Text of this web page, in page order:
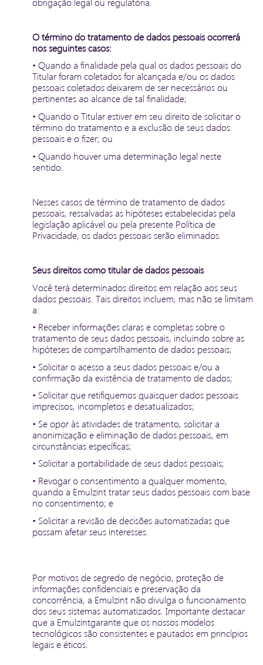
O término do tratamento de dados pessoais ocorrerá
nos seguintes casos:
• Quando a finalidade pela qual os dados pessoais do
Titular foram coletados for alcançada e/ou os dados
pessoais coletados deixarem de ser necessários ou
pertinentes ao alcance de tal finalidade;
• Quando o Titular estiver em seu direito de solicitar o
término do tratamento e a exclusão de seus dados
pessoais e o fizer; ou
• Quando houver uma determinação legal neste
sentido.
Nesses casos de término de tratamento de dados
pessoais, ressalvadas as hipóteses estabelecidas pela
legislação aplicável ou pela presente Política de
Privacidade, os dados pessoais serão eliminados.
Seus direitos como titular de dados pessoais
Você terá determinados direitos em relação aos seus
dados pessoais. Tais direitos incluem, mas não se limitam
a:
• Receber informações claras e completas sobre o
tratamento de seus dados pessoais, incluindo sobre as
hipóteses de compartilhamento de dados pessoais;
• Solicitar o acesso a seus dados pessoais e/ou a
confirmação da existência de tratamento de dados;
• Solicitar que retifiquemos quaisquer dados pessoais
imprecisos, incompletos e desatualizados;
• Se opor às atividades de tratamento, solicitar a
anonimização e eliminação de dados pessoais, em
circunstâncias específicas;
• Solicitar a portabilidade de seus dados pessoais;
• Revogar o consentimento a qualquer momento,
quando a Emulzint tratar seus dados pessoais com base
no consentimento; e
• Solicitar a revisão de decisões automatizadas que
possam afetar seus interesses.
Por motivos de segredo de negócio, proteção de
informações confidenciais e preservação da
concorrência, a Emulzint não divulga o funcionamento
dos seus sistemas automatizados. Importante destacar
que a Emulzintgarante que os nossos modelos
tecnológicos são consistentes e pautados em princípios
legais e éticos.